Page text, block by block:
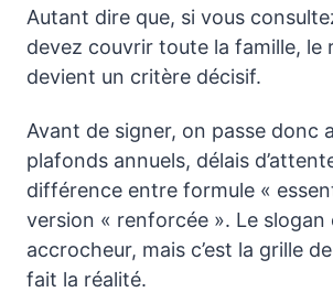
Autant dire que, si vous
devez couvrir toute la famille, le
devient un critère décisif.
Avant de signer, on passe donc
plafonds annuels, délais
différence entre formule «
version « renforcée ». Le slogan
accrocheur, mais c’est la grille
fait la réalité.